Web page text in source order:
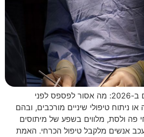
טיפולי שיניים מורכבים ב-2026: מה אסור לפספס לפני
ניתוח טיפולי שיניים מורכבים, ובהם
פה ולסת, מלווים בשפע של מיתוסים
אנשים מלקבל טיפול הכרחי. האמת